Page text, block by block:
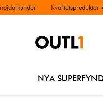
nöjda kunder
NYA SUPERFYND